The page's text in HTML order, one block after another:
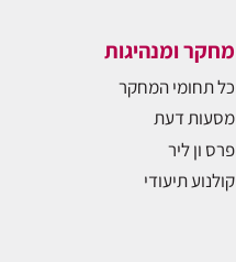
מחקר ומנהיגות
כל תחומי המחקר
מסעות דעת
פרס ון ליר
קולנוע תיעודי